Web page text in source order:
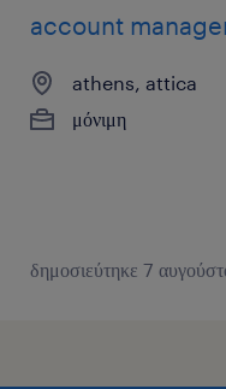
account
athens, attica
μόνιμη
δημοσιεύτηκε 7